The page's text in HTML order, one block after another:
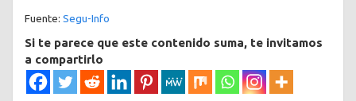
Fuente: Segu-Info
Si te parece que este contenido suma, te invitamos
a compartirlo